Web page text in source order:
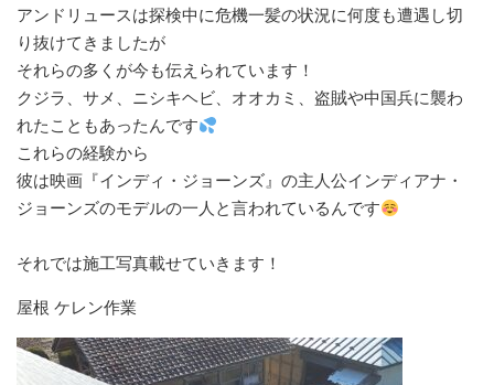
アンドリュースは探検中に危機一髪の状況に何度も遭遇し切
り抜けてきましたが⁡
⁡それらの多くが今も伝えられています！⁡
⁡クジラ、サメ、ニシキヘビ、オオカミ、盗賊や中国兵に襲わ
れたこともあったんです
⁡これらの経験から⁡
⁡彼は映画『インディ・ジョーンズ』の主人公インディアナ・
ジョーンズのモデルの一人と言われているんです
⁡それでは施工写真載せていきます！⁡
屋根 ケレン作業